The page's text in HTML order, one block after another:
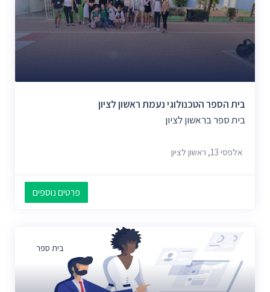
בית הספר הטכנולוגי נעמת ראשון לציון
בית ספר בראשון לציון
אלפסי 13, ראשון לציון
פרטים נוספים
בית ספר